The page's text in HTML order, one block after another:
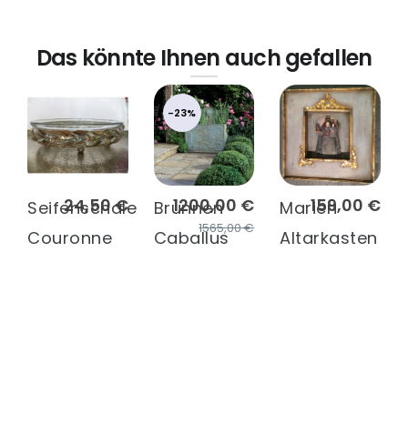
Das könnte Ihnen auch gefallen
24,50 €
Seifenschale
Couronne
-23%
1200,00 €
1565,00 €
Brunnen
Caballus
159,00 €
Marien
Altarkasten